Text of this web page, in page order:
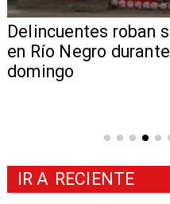
Delincuentes roban
en Río Negro
domingo
IR A RECIENTE